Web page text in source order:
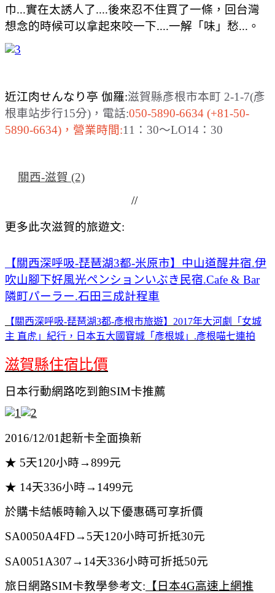
巾...實在太誘人了....後來忍不住買了一條，回台灣
想念的時候可以拿起來咬一下....一解「味」愁...。
近江肉せんなり亭 伽羅:滋賀縣彥根市本町 2-1-7(彥
根車站步行15分)，電話:050-5890-6634 (+81-50-
5890-6634)，營業時間:11：30～LO14：30
關西-滋賀 (2)
//
更多此次滋賀的旅遊文:
【關西深呼吸-琵琶湖3都-米原市】中山道醒井宿.伊
吹山腳下好風光ペンションいぶき民宿.Cafe & Bar
隣町パーラー.石田三成計程車
【關西深呼吸-琵琶湖3都-彥根市旅遊】2017年大河劇「女城
主 直虎」紀行，日本五大國寶城「彥根城」.彥根喵七連拍
滋賀縣住宿比價
日本行動網路吃到飽SIM卡推薦
2016/12/01起新卡全面換新
★ 5天120小時→899元
★ 14天336小時→1499元
於購卡結帳時輸入以下優惠碼可享折價
SA0050A4FD→5天120小時可折抵30元
SA0051A307→14天336小時可折抵50元
旅日網路SIM卡教學參考文: 【日本4G高速上網推